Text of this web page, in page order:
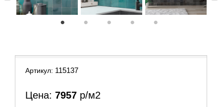
Артикул: 115137
Цена: 7957 р/м2